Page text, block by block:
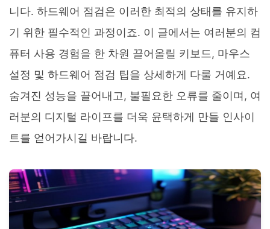
니다. 하드웨어 점검은 이러한 최적의 상태를 유지하
기 위한 필수적인 과정이죠. 이 글에서는 여러분의 컴
퓨터 사용 경험을 한 차원 끌어올릴 키보드, 마우스
설정 및 하드웨어 점검 팁을 상세하게 다룰 거예요.
숨겨진 성능을 끌어내고, 불필요한 오류를 줄이며, 여
러분의 디지털 라이프를 더욱 윤택하게 만들 인사이
트를 얻어가시길 바랍니다.